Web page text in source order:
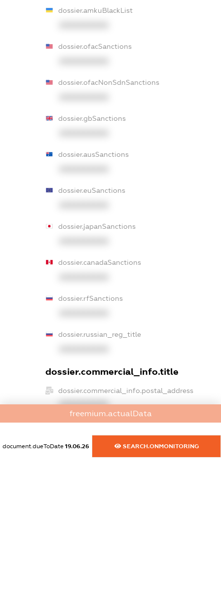
dossier.amkuBlackList
dossier.ofacSanctions
dossier.ofacNonSdnSanctions
dossier.gbSanctions
dossier.ausSanctions
dossier.euSanctions
dossier.japanSanctions
dossier.canadaSanctions
dossier.rfSanctions
dossier.russian_reg_title
dossier.commercial_info.title
dossier.commercial_info.postal_address
XXXXXXXXXX
dossier.commercial_info.phone
dossier.commercial_info.fax
freemium.actualData
document.dueToDate 19.06.26 SEARCH.ONMONITORING